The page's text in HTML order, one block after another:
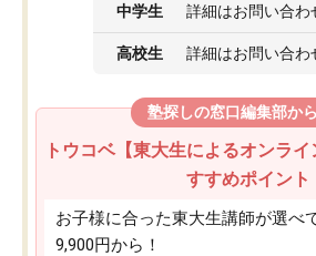
中学生 詳細はお問い合わ
高校生 詳細はお問い合わ
塾探しの窓口編集部か
トウコベ【東大生によるオンラ
すすめポイント
お子様に合った東大生講師が選べ
9,900円から！